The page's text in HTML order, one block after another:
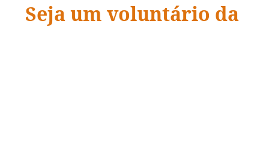
Seja um voluntário da